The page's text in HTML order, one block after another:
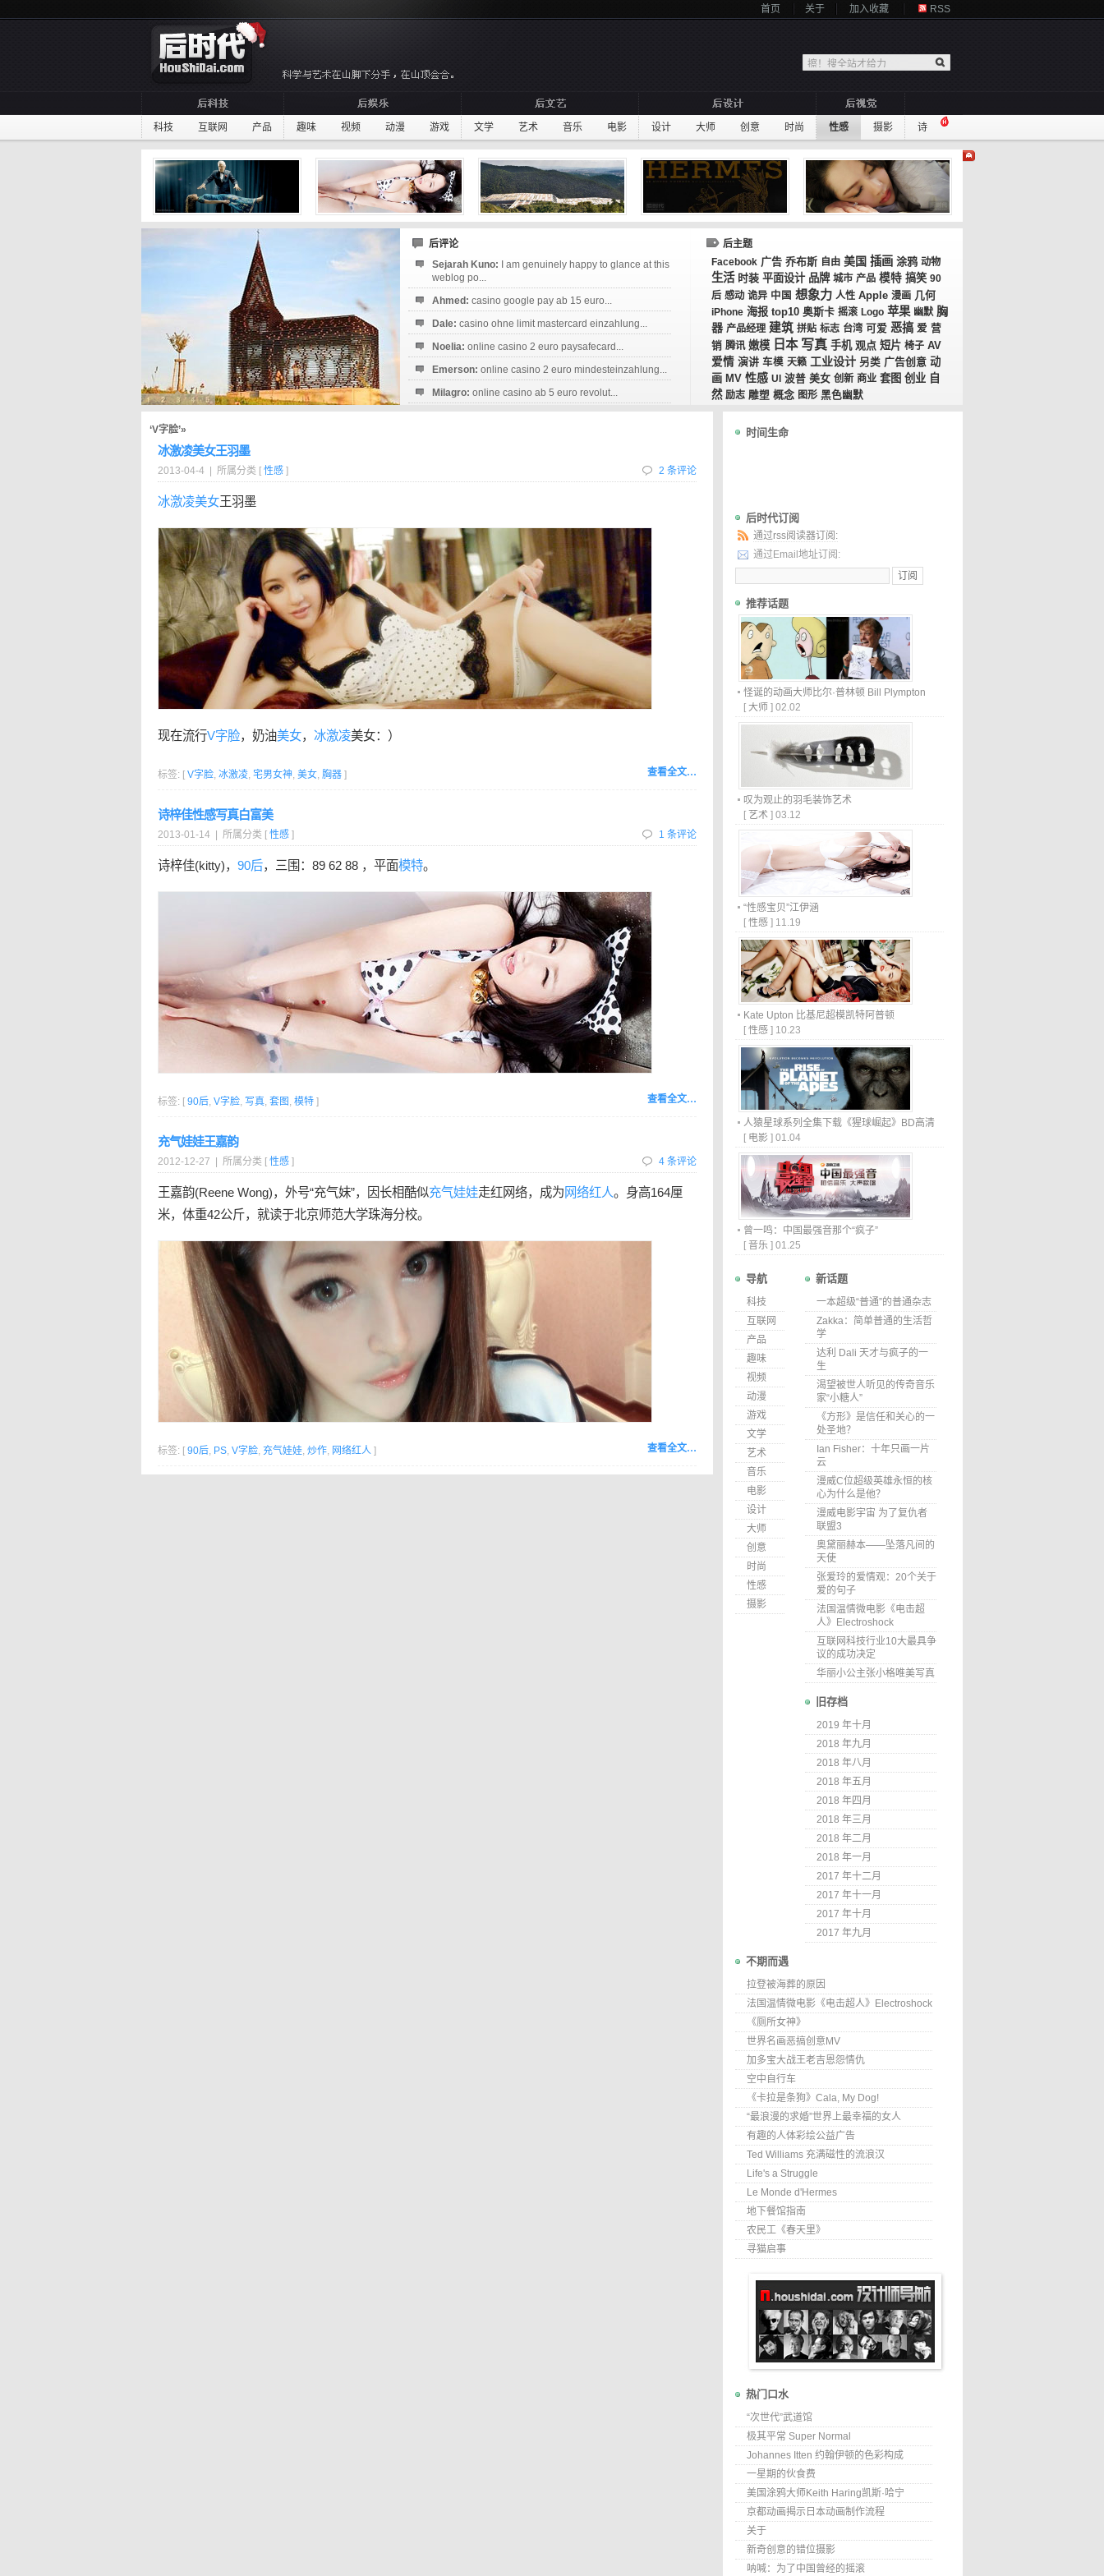
首页 关于 加入收藏 RSS
科技 互联网 产品 趣味 视频 动漫 游戏 文学 艺术 音乐 电影 设计 大师 创意 时尚 性感 摄影 诗
后评论
Sejarah Kuno:
I am genuinely happy to glance at this
weblog po...
Ahmed: casino google pay ab 15 euro...
Dale: casino ohne limit mastercard einzahlung...
Noelia: online casino 2 euro paysafecard...
Emerson: online casino 2 euro mindesteinzahlung...
Milagro: online casino ab 5 euro revolut...
后主题
Facebook 广告 乔布斯 自由 美国 插画 涂鸦 动物
生活 时装 平面设计 品牌 城市 产品 模特 搞笑 90
后 感动 诡异 中国 想象力 人性 Apple 漫画 几何
iPhone 海报 top10 奥斯卡 摇滚 Logo 苹果 幽默 胸
器 产品经理 建筑 拼贴 标志 台湾 可爱 恶搞 爱 营
销 腾讯 嫩模 日本 写真 手机 观点 短片 椅子 AV
爱情 演讲 车模 天籁 工业设计 另类 广告创意 动
画 MV 性感 UI 波普 美女 创新 商业 套图 创业 自
然 励志 雕塑 概念 图形 黑色幽默
‘V字脸’»
冰激凌美女王羽墨
2013-04-4 | 所属分类 [ 性感 ] 2 条评论
冰激凌美女王羽墨
现在流行V字脸，奶油美女， 冰激凌美女：）
查看全文…
标签: [ V字脸, 冰激凌, 宅男女神, 美女, 胸器 ]
诗梓佳性感写真白富美
2013-01-14 | 所属分类 [ 性感 ] 1 条评论
诗梓佳(kitty)， 90后，三围：89 62 88 ，平面模特。
查看全文…
标签: [ 90后, V字脸, 写真, 套图 , 模特 ]
充气娃娃王嘉韵
2012-12-27 | 所属分类 [ 性感 ] 4 条评论
王嘉韵(Reene Wong)，外号“充气妹”，因长相酷似充气娃娃走红网络，成为 网络红人。身高164厘
米，体重42公斤，就读于北京师范大学珠海分校。
查看全文…
标签: [ 90后, PS, V字脸, 充气娃娃, 炒作, 网络红人 ]
时间生命
后时代订阅
通过rss阅读器订阅:
通过Email地址订阅:
推荐话题
怪诞的动画大师比尔·普林顿 Bill Plympton
[ 大师 ] 02.02
叹为观止的羽毛装饰艺术
[ 艺术 ] 03.12
“性感宝贝”江伊涵
[ 性感 ] 11.19
Kate Upton 比基尼超模凯特阿普顿
[ 性感 ] 10.23
人猿星球系列全集下载《猩球崛起》BD高清
[ 电影 ] 01.04
曾一鸣：中国最强音那个“疯子”
[ 音乐 ] 01.25
导航
科技
互联网
产品
趣味
视频
动漫
游戏
文学
艺术
音乐
电影
设计
大师
创意
时尚
性感
摄影
新话题
一本超级“普通”的普通杂志
Zakka：简单普通的生活哲
学
达利 Dali 天才与疯子的一
生
渴望被世人听见的传奇音乐
家“小糖人”
《方形》是信任和关心的一
处圣地？
Ian Fisher：十年只画一片
云
漫威C位超级英雄永恒的核
心为什么是他？
漫威电影宇宙 为了复仇者
联盟3
奥黛丽赫本——坠落凡间的
天使
张爱玲的爱情观：20个关于
爱的句子
法国温情微电影《电击超
人》Electroshock
互联网科技行业10大最具争
议的成功决定
华丽小公主张小格唯美写真
旧存档
2019 年十月
2018 年九月
2018 年八月
2018 年五月
2018 年四月
2018 年三月
2018 年二月
2018 年一月
2017 年十二月
2017 年十一月
2017 年十月
2017 年九月
不期而遇
拉登被海葬的原因
法国温情微电影《电击超人》Electroshock
《厕所女神》
世界名画恶搞创意MV
加多宝大战王老吉恩怨情仇
空中自行车
《卡拉是条狗》Cala, My Dog!
“最浪漫的求婚”世界上最幸福的女人
有趣的人体彩绘公益广告
Ted Williams 充满磁性的流浪汉
Life's a Struggle
Le Monde d'Hermes
地下餐馆指南
农民工《春天里》
寻猫启事
热门口水
“次世代”武道馆
极其平常 Super Normal
Johannes Itten 约翰伊顿的色彩构成
一星期的伙食费
美国涂鸦大师Keith Haring凯斯·哈宁
京都动画揭示日本动画制作流程
关于
新奇创意的错位摄影
呐喊：为了中国曾经的摇滚